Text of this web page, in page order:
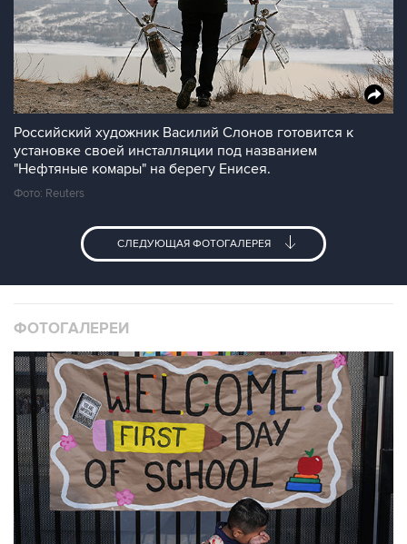
Российский художник Василий Слонов готовится к
установке своей инсталляции под названием
"Нефтяные комары" на берегу Енисея.
Фото: Reuters
СЛЕДУЮЩАЯ ФОТОГАЛЕРЕЯ
ФОТОГАЛЕРЕИ